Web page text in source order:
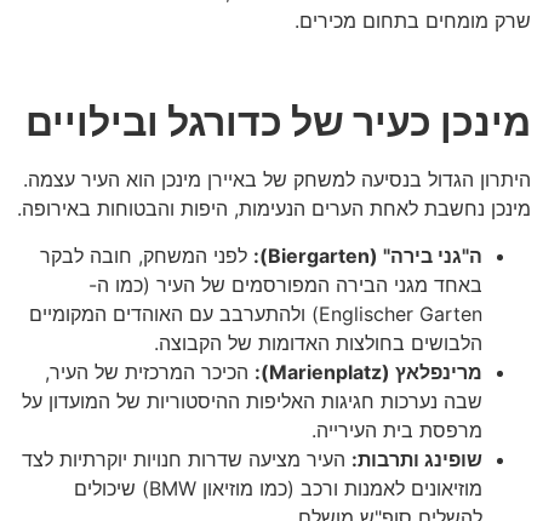
שרק מומחים בתחום מכירים.
מינכן כעיר של כדורגל ובילויים
היתרון הגדול בנסיעה למשחק של באיירן מינכן הוא העיר עצמה.
מינכן נחשבת לאחת הערים הנעימות, היפות והבטוחות באירופה.
ה"גני בירה" (Biergarten):
לפני המשחק, חובה לבקר
באחד מגני הבירה המפורסמים של העיר (כמו ה-
Englischer Garten) ולהתערבב עם האוהדים המקומיים
הלבושים בחולצות האדומות של הקבוצה.
מרינפלאץ (Marienplatz):
הכיכר המרכזית של העיר,
שבה נערכות חגיגות האליפות ההיסטוריות של המועדון על
מרפסת בית העירייה.
שופינג ותרבות: העיר מציעה שדרות חנויות יוקרתיות לצד
מוזיאונים לאמנות ורכב (כמו מוזיאון BMW) שיכולים